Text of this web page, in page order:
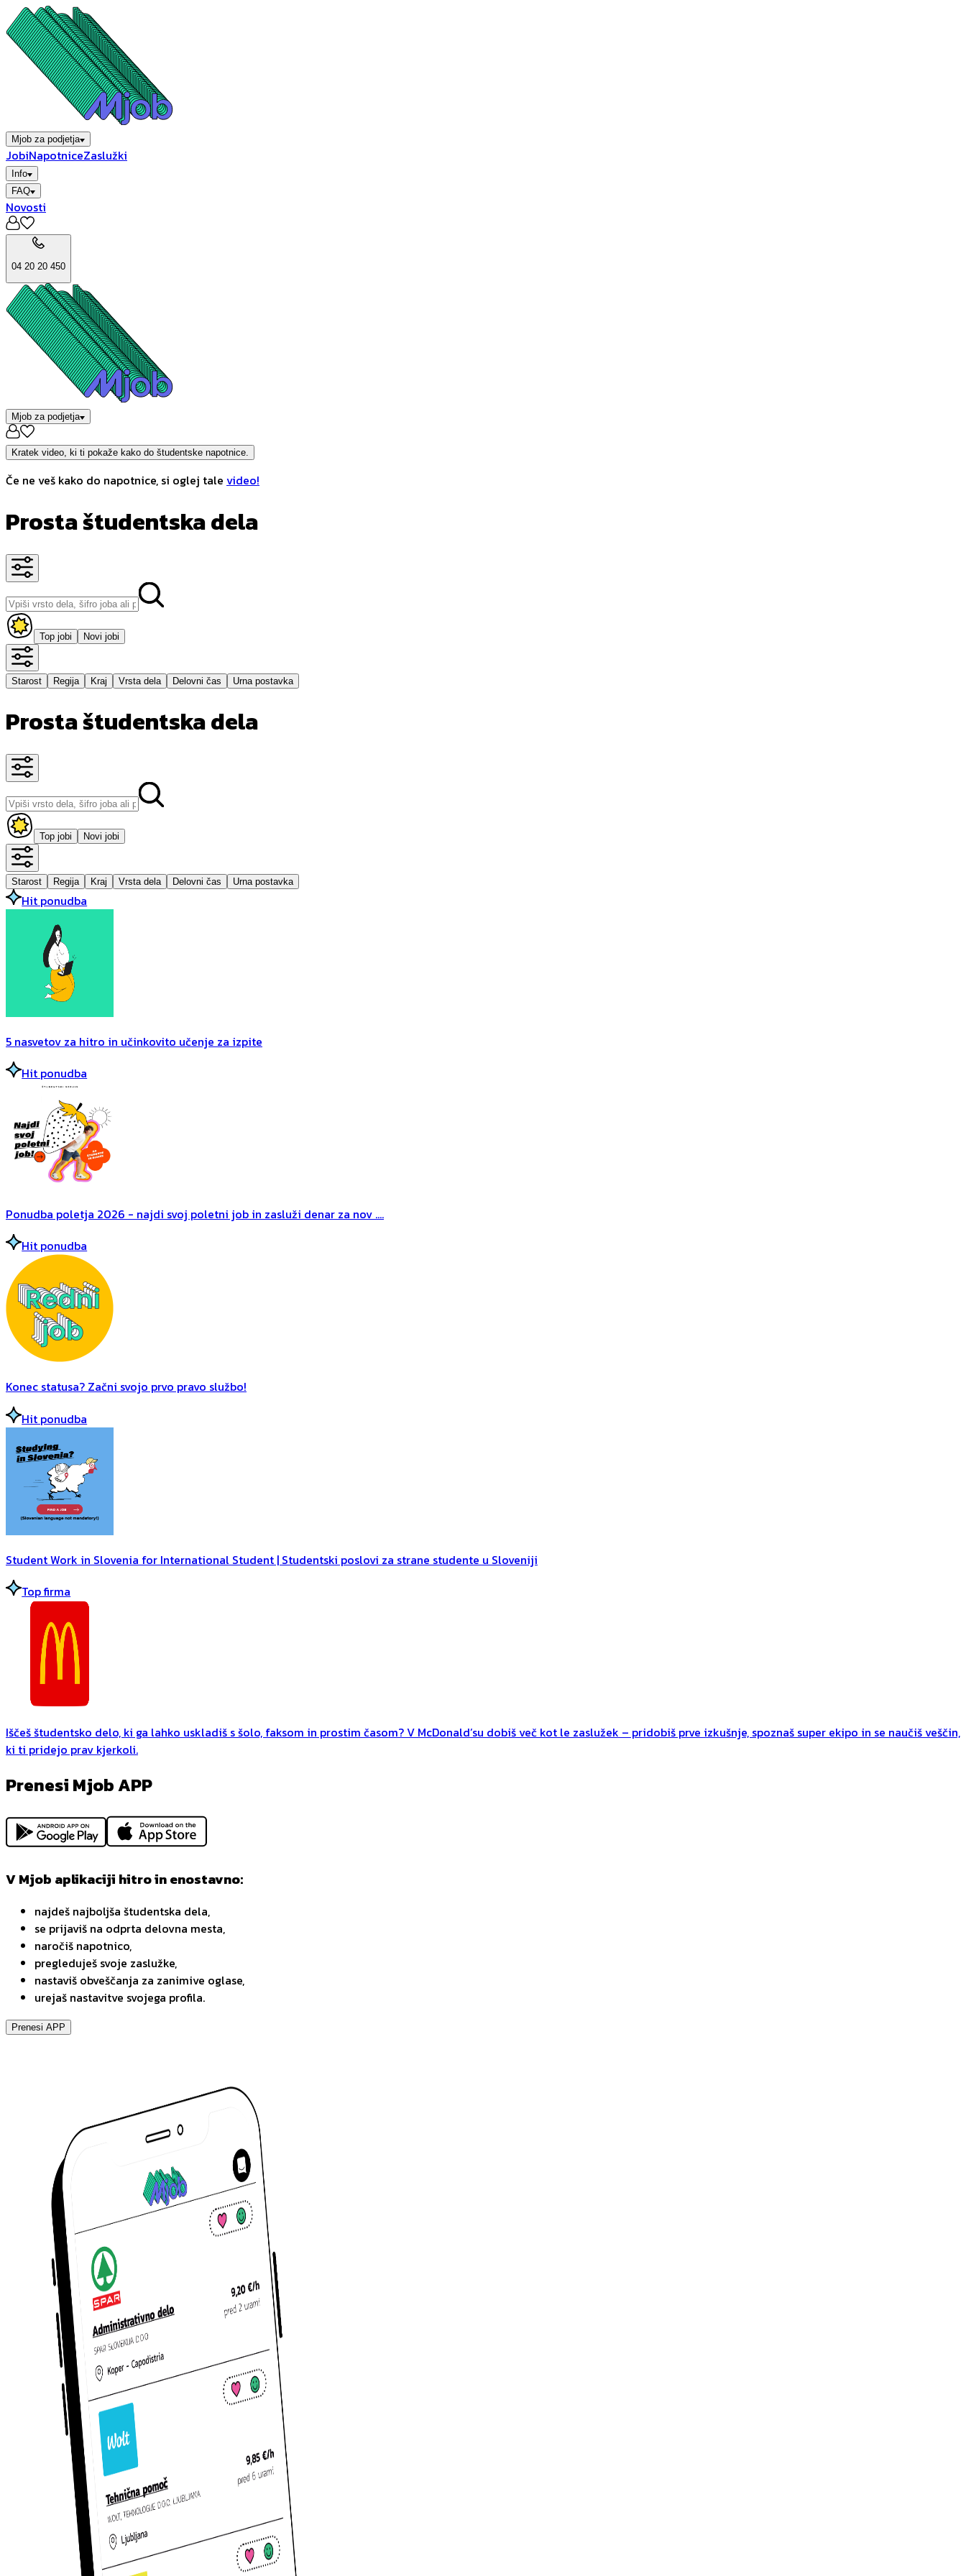
Mjob za podjetja
JobiNapotniceZaslužki
Info
FAQ
Novosti
04 20 20 450
Mjob za podjetja
Kratek video, ki ti pokaže kako do študentske napotnice.
Če ne veš kako do napotnice, si oglej tale video!
Prosta študentska dela
Top jobi Novi jobi
Starost Regija Kraj Vrsta dela Delovni čas Urna postavka
Prosta študentska dela
Top jobi Novi jobi
Starost Regija Kraj Vrsta dela Delovni čas Urna postavka
Hit ponudba
5 nasvetov za hitro in učinkovito učenje za izpite
Hit ponudba
Ponudba poletja 2026 - najdi svoj poletni job in zasluži denar za nov ....
Hit ponudba
Konec statusa? Začni svojo prvo pravo službo!
Hit ponudba
Student Work in Slovenia for International Student | Studentski poslovi za strane studente u Sloveniji
Top firma
Iščeš študentsko delo, ki ga lahko uskladiš s šolo, faksom in prostim časom? V McDonald’su dobiš več kot le zaslužek – pridobiš prve izkušnje, spoznaš super ekipo in se naučiš veščin,
ki ti pridejo prav kjerkoli.
Prenesi Mjob APP
V Mjob aplikaciji hitro in enostavno:
najdeš najboljša študentska dela,
se prijaviš na odprta delovna mesta,
naročiš napotnico,
pregleduješ svoje zaslužke,
nastaviš obveščanja za zanimive oglase,
urejaš nastavitve svojega profila.
Prenesi APP